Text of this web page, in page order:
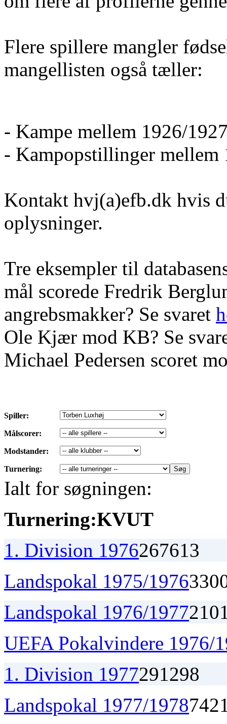
Flere spillere mangler
mangellisten også tæller:
- Kampe mellem 1926/
- Kampopstillinger mellem
Kontakt hvj(a)efb.dk hvis
oplysninger.
Tre eksempler til
mål scorede Fredrik
angrebsmakker? Se svaret
Ole Kjær mod KB? Se
Michael Pedersen scoret
Spiller:
Målscorer:
Modstander:
Turnering:
Ialt for søgningen:
Turnering:KVUT
1. Division 1976267613
Landspokal 1975/1976330
Landspokal 1976/1977210
UEFA Pokalvindere 1976/
1. Division 1977291298
Landspokal 1977/1978742